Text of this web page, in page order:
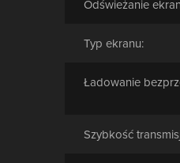
Odświeżanie
Typ ekranu:
Ładowanie
Szybkość